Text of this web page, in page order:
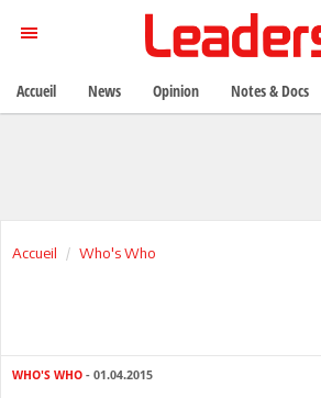
Accueil Who's Who
WHO'S WHO - 01.04.2015
Accueil News Opinion Notes & Docs